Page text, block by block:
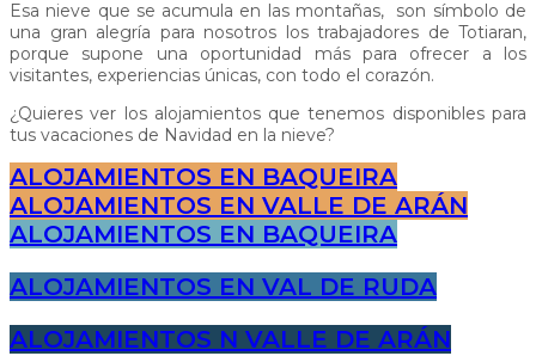
Esa nieve que se acumula en las montañas, son símbolo de
una gran alegría para nosotros los trabajadores de Totiaran,
porque supone una oportunidad más para ofrecer a los
visitantes, experiencias únicas, con todo el corazón.
¿Quieres ver los alojamientos que tenemos disponibles para
tus vacaciones de Navidad en la nieve?
ALOJAMIENTOS EN BAQUEIRA
ALOJAMIENTOS EN VALLE DE ARÁN
ALOJAMIENTOS EN BAQUEIRA
ALOJAMIENTOS EN VAL DE RUDA
ALOJAMIENTOS N VALLE DE ARÁN